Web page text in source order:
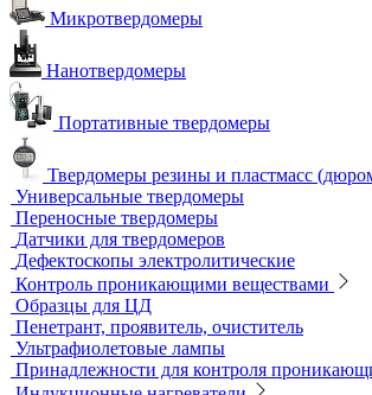
Принадлежности для рентгеновских
Пауки, штативы для рентгеновских
Твердометрия (контроль твердости)
Ультразвуковые твердомеры
Динамические твердомеры
Стационарные твердомеры
Комплектующие к твердомерам
Меры твердости
Микротвердомеры
Нанотвердомеры
Портативные твердомеры